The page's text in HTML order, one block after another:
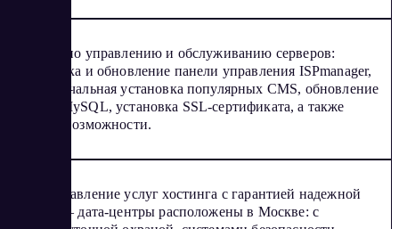
Услуги по управлению и обслуживанию серверов:
установка и обновление панели управления ISPmanager,
первоначальная установка популярных CMS, обновление
PHP и MySQL, установка SSL-сертификата, а также
другие возможности.
Предоставление услуг хостинга с гарантией надежной
работы – дата-центры расположены в Москве: с